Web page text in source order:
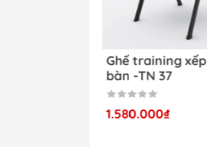
Ghế training
bàn -TN 37
1.580.000₫